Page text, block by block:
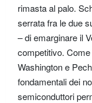
rimasta al palo.
serrata fra le due
– di emarginare il
competitivo.
Washington e
fondamentali dei
semiconduttori